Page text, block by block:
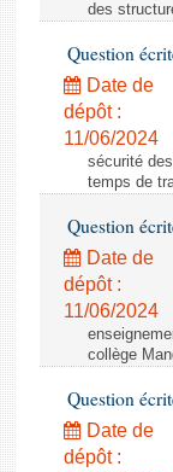
des
Question
Date de
dépôt :
11/06/2024
sécurité
temps de
Question
Date de
dépôt :
11/06/2024
collège
Question
Date de
dépôt :